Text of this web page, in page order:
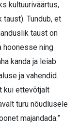
kultuuriväärtus,
Tundub, et
taust on
hoonesse ning
kanda ja leiab
ja vahendid.
kui ettevõtjalt
turu nõudlusele
majandada.”